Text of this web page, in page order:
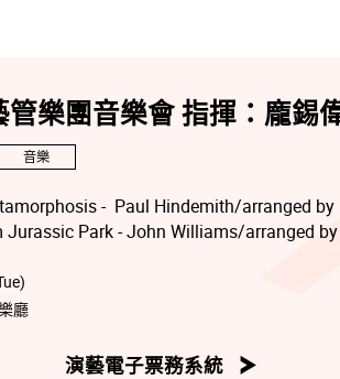
管樂團音樂會 指揮：龐錫
音樂
- Paul Hindemith/arranged by
Park - John Williams/arranged
Bond - arranged by Michael Brown
Williams/arranged by Michael Brown
廳
演藝電子票務系統